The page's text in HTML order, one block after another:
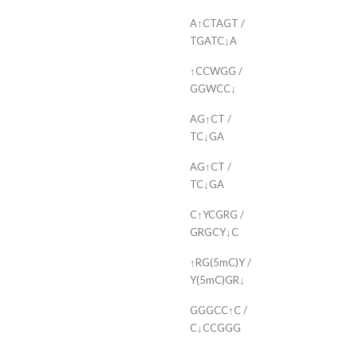
A↑CTAGT /
TGATC↓A
↑CCWGG /
GGWCC↓
AG↑CT /
TC↓GA
AG↑CT /
TC↓GA
C↑YCGRG /
GRGCY↓C
↑RG(5mC)Y /
Y(5mC)GR↓
GGGCC↑C /
C↓CCGGG